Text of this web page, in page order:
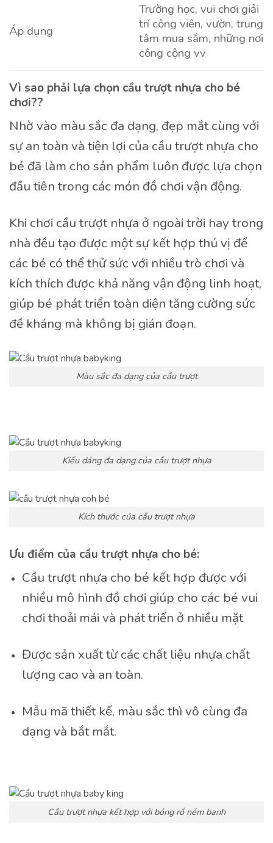
Áp dụng
Trường học, vui chơi giải
trí công viên, vườn, trung
tâm mua sắm, những nơi
công cộng vv
Vì sao phải lựa chọn cầu trượt nhựa cho bé
chơi??
Nhờ vào màu sắc đa dạng, đẹp mắt cùng với
sự an toàn và tiện lợi của cầu trượt nhựa cho
bé đã làm cho sản phẩm luôn được lựa chọn
đầu tiên trong các món đồ chơi vận động.
Khi chơi cầu trượt nhựa ở ngoài trời hay trong
nhà đều tạo được một sự kết hợp thú vị để
các bé có thể thử sức với nhiều trò chơi và
kích thích được khả năng vận động linh hoạt,
giúp bé phát triển toàn diện tăng cường sức
đề kháng mà không bị gián đoạn.
Màu sắc đa dạng của cầu trượt
Kiểu dáng đa dạng của cầu trượt nhựa
Kích thước của cầu trượt nhựa
Ưu điểm của cầu trượt nhựa cho bé:
Cầu trượt nhựa cho bé kết hợp được với
nhiều mô hình đồ chơi giúp cho các bé vui
chơi thoải mái và phát triển ở nhiều mặt
Được sản xuất từ các chất liệu nhựa chất
lượng cao và an toàn.
Mẫu mã thiết kế, màu sắc thì vô cùng đa
dạng và bắt mắt.
Cầu trượt nhựa kết hợp với bóng rổ ném banh